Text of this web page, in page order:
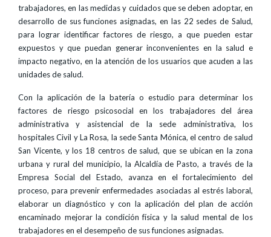
trabajadores, en las medidas y cuidados que se deben adoptar, en
desarrollo de sus funciones asignadas, en las 22 sedes de Salud,
para lograr identificar factores de riesgo, a que pueden estar
expuestos y que puedan generar inconvenientes en la salud e
impacto negativo, en la atención de los usuarios que acuden a las
unidades de salud.
Con la aplicación de la batería o estudio para determinar los
factores de riesgo psicosocial en los trabajadores del área
administrativa y asistencial de la sede administrativa, los
hospitales Civil y La Rosa, la sede Santa Mónica, el centro de salud
San Vicente, y los 18 centros de salud, que se ubican en la zona
urbana y rural del municipio, la Alcaldía de Pasto, a través de la
Empresa Social del Estado, avanza en el fortalecimiento del
proceso, para prevenir enfermedades asociadas al estrés laboral,
elaborar un diagnóstico y con la aplicación del plan de acción
encaminado mejorar la condición física y la salud mental de los
trabajadores en el desempeño de sus funciones asignadas.